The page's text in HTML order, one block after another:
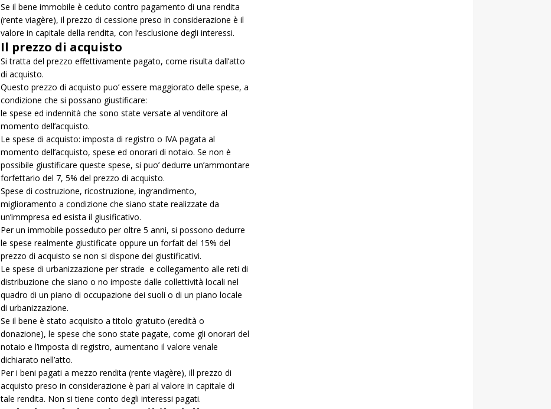
Se il bene immobile è ceduto contro pagamento di una rendita
(rente viagère), il prezzo di cessione preso in considerazione è il
valore in capitale della rendita, con l’esclusione degli interessi.
Il prezzo di acquisto
Si tratta del prezzo effettivamente pagato, come risulta dall’atto
di acquisto.
Questo prezzo di acquisto puo’ essere maggiorato delle spese, a
condizione che si possano giustificare:
le spese ed indennità che sono state versate al venditore al
momento dell’acquisto.
Le spese di acquisto: imposta di registro o IVA pagata al
momento dell’acquisto, spese ed onorari di notaio. Se non è
possibile giustificare queste spese, si puo’ dedurre un’ammontare
forfettario del 7, 5% del prezzo di acquisto.
Spese di costruzione, ricostruzione, ingrandimento,
miglioramento a condizione che siano state realizzate da
un’immpresa ed esista il giusificativo.
Per un immobile posseduto per oltre 5 anni, si possono dedurre
le spese realmente giustificate oppure un forfait del 15% del
prezzo di acquisto se non si dispone dei giustificativi.
Le spese di urbanizzazione per strade e collegamento alle reti di
distribuzione che siano o no imposte dalle collettività locali nel
quadro di un piano di occupazione dei suoli o di un piano locale
di urbanizzazione.
Se il bene è stato acquisito a titolo gratuito (eredità o
donazione), le spese che sono state pagate, come gli onorari del
notaio e l’imposta di registro, aumentano il valore venale
dichiarato nell’atto.
Per i beni pagati a mezzo rendita (rente viagère), ill prezzo di
acquisto preso in considerazione è pari al valore in capitale di
tale rendita. Non si tiene conto degli interessi pagati.